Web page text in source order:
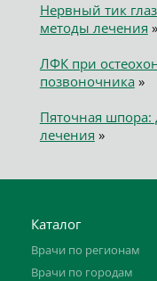
Нервный тик
методы лечения »
ЛФК при
позвоночника»
Пяточная шпора:
лечения »
Каталог
Врачи по регионам
Врачи по городам